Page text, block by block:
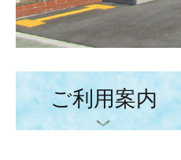
瓦
倉
庫
ご利用案内